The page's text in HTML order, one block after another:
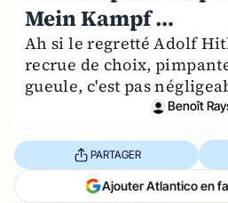
Mein Kampf …
Ah si le regretté Adolf
recrue de choix,
gueule, c'est pas
Benoît
PARTAGER
Ajouter Atlantico en